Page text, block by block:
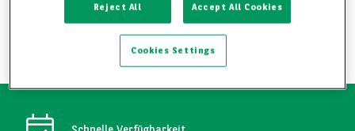
WEITERE DETAILS ANFRAGEN
FAHRZEUG MERKEN
Reject All Accept All Cookies
Cookies Settings